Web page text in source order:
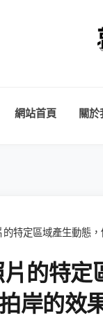
網站首頁 關於
特定區域產生動態
的特定
岸的效